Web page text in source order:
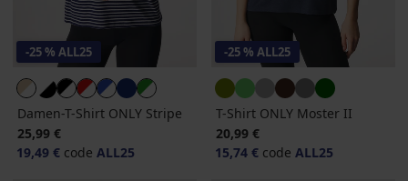
-25 % ALL25
Damen-T-Shirt ONLY Stripe
25,99 €
19,49 € code ALL25
-25 % ALL25
T-Shirt ONLY Moster II
20,99 €
15,74 € code ALL25